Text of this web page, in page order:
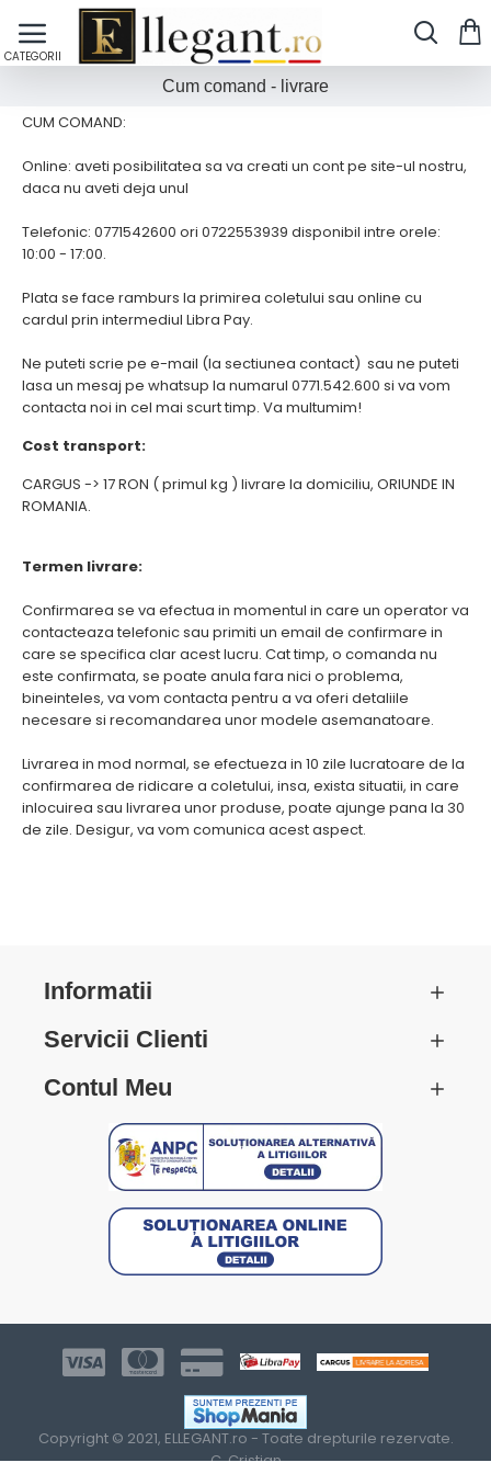
Cum comand - livrare
CUM COMAND:
Online: aveti posibilitatea sa va creati un cont pe site-ul nostru,
daca nu aveti deja unul
Telefonic: 0771542600 ori 0722553939 disponibil intre orele:
10:00 - 17:00.
Plata se face ramburs la primirea coletului sau online cu
cardul prin intermediul Libra Pay.
Ne puteti scrie pe e-mail (la sectiunea contact) sau ne puteti
lasa un mesaj pe whatsup la numarul 0771.542.600 si va vom
contacta noi in cel mai scurt timp. Va multumim!
Cost transport:
CARGUS -> 17 RON ( primul kg ) livrare la domiciliu, ORIUNDE IN
ROMANIA.
Termen livrare:
Confirmarea se va efectua in momentul in care un operator va
contacteaza telefonic sau primiti un email de confirmare in
care se specifica clar acest lucru. Cat timp, o comanda nu
este confirmata, se poate anula fara nici o problema,
bineinteles, va vom contacta pentru a va oferi detaliile
necesare si recomandarea unor modele asemanatoare.
Livrarea in mod normal, se efectueza in 10 zile lucratoare de la
confirmarea de ridicare a coletului, insa, exista situatii, in care
inlocuirea sau livrarea unor produse, poate ajunge pana la 30
de zile. Desigur, va vom comunica acest aspect.
Informatii
Servicii Clienti
Contul Meu
Copyright © 2021, ELLEGANT.ro - Toate drepturile rezervate.
C. Cristian